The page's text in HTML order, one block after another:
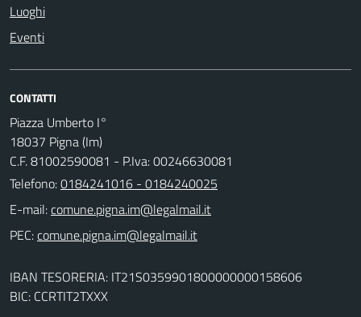
Luoghi
Eventi
CONTATTI
Piazza Umberto I°
18037 Pigna (Im)
C.F. 81002590081 - P.Iva: 00246630081
Telefono:0184241016 - 0184240025
E-mail:
PEC:
IBAN TESORERIA: IT21S0359901800000000158606
BIC: CCRTIT2TXXX